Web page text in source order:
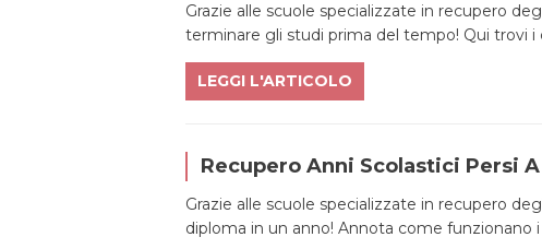
Grazie alle scuole specializzate in recupero
terminare gli studi prima del tempo! Qui trovi
LEGGI L'ARTICOLO
Recupero Anni Scolastici Persi A
Grazie alle scuole specializzate in recupero
diploma in un anno! Annota come funzionano